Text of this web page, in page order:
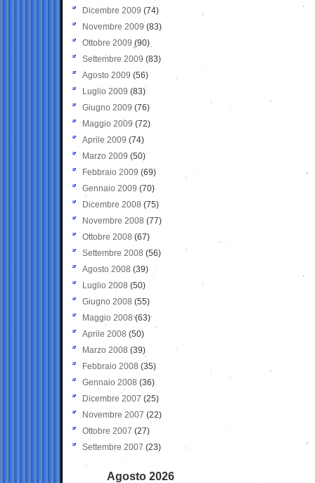
Dicembre 2009 (74)
Novembre 2009 (83)
Ottobre 2009 (90)
Settembre 2009 (83)
Agosto 2009 (56)
Luglio 2009 (83)
Giugno 2009 (76)
Maggio 2009 (72)
Aprile 2009 (74)
Marzo 2009 (50)
Febbraio 2009 (69)
Gennaio 2009 (70)
Dicembre 2008 (75)
Novembre 2008 (77)
Ottobre 2008 (67)
Settembre 2008 (56)
Agosto 2008 (39)
Luglio 2008 (50)
Giugno 2008 (55)
Maggio 2008(63)
Aprile 2008 (50)
Marzo 2008 (39)
Febbraio 2008 (35)
Gennaio 2008 (36)
Dicembre 2007 (25)
Novembre 2007 (22)
Ottobre 2007 (27)
Settembre 2007 (23)
Agosto 2026